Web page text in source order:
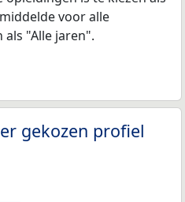
voor alle
"Alle jaren".
gekozen profiel